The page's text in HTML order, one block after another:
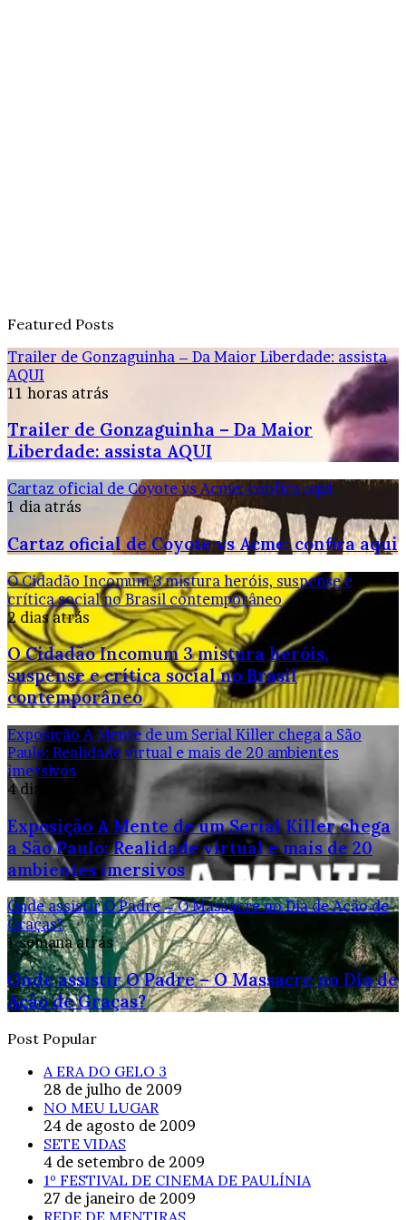
Featured Posts
Trailer de Gonzaguinha – Da Maior Liberdade: assista
AQUI
11 horas atrás
Trailer de Gonzaguinha – Da Maior
Liberdade: assista AQUI
Cartaz oficial de Coyote vs Acme: confira aqui
1 dia atrás
Cartaz oficial de Coyote vs Acme: confira aqui
O Cidadão Incomum 3 mistura heróis, suspense e
crítica social no Brasil contemporâneo
2 dias atrás
O Cidadão Incomum 3 mistura heróis,
suspense e crítica social no Brasil
contemporâneo
Exposição A Mente de um Serial Killer chega a São
Paulo: Realidade virtual e mais de 20 ambientes
imersivos
4 dias atrás
Exposição A Mente de um Serial Killer chega
a São Paulo: Realidade virtual e mais de 20
ambientes imersivos
Onde assistir O Padre – O Massacre no Dia de Ação de
Graças?
1 semana atrás
Onde assistir O Padre – O Massacre no Dia de
Ação de Graças?
Post Popular
A ERA DO GELO 3
28 de julho de 2009
NO MEU LUGAR
24 de agosto de 2009
SETE VIDAS
4 de setembro de 2009
1º FESTIVAL DE CINEMA DE PAULÍNIA
27 de janeiro de 2009
REDE DE MENTIRAS